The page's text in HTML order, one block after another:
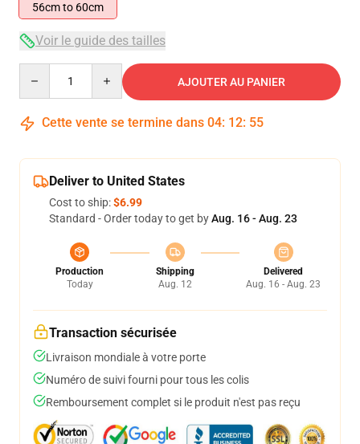
56cm to 60cm
Voir le guide des tailles
AJOUTER AU PANIER
Cette vente se termine dans 04: 12: 54
Deliver to United States
Cost to ship:$6.99
Standard - Order today to get byAug. 16 - Aug. 23
Production
Today
Shipping
Aug. 12
Delivered
Aug. 16 - Aug. 23
Transaction sécurisée
Livraison mondiale à votre porte
Numéro de suivi fourni pour tous les colis
Remboursement complet si le produit n'est pas reçu